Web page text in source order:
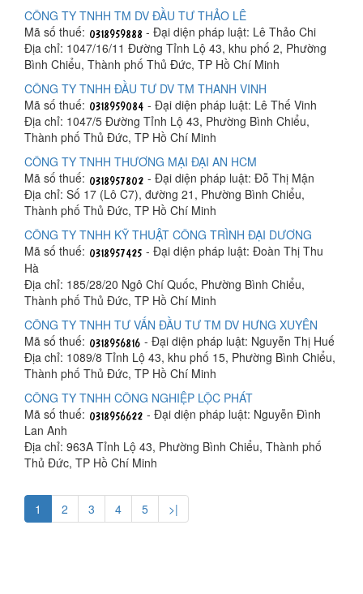
CÔNG TY TNHH TM DV ĐẦU TƯ THẢO LÊ
Mã số thuế:
- Đại diện pháp luật: Lê Thảo Chi
Địa chỉ: 1047/16/11 Đường Tỉnh Lộ 43, khu phố 2, Phường
Bình Chiểu, Thành phố Thủ Đức, TP Hồ Chí Minh
CÔNG TY TNHH ĐẦU TƯ DV TM THANH VINH
Mã số thuế:
- Đại diện pháp luật: Lê Thế Vinh
Địa chỉ: 1047/5 Đường Tỉnh Lộ 43, Phường Bình Chiểu,
Thành phố Thủ Đức, TP Hồ Chí Minh
CÔNG TY TNHH THƯƠNG MẠI ĐẠI AN HCM
Mã số thuế:
- Đại diện pháp luật: Đỗ Thị Mận
Địa chỉ: Số 17 (Lô C7), đường 21, Phường Bình Chiểu,
Thành phố Thủ Đức, TP Hồ Chí Minh
CÔNG TY TNHH KỸ THUẬT CÔNG TRÌNH ĐẠI DƯƠNG
Mã số thuế:
- Đại diện pháp luật: Đoàn Thị Thu
Hà
Địa chỉ: 185/28/20 Ngô Chí Quốc, Phường Bình Chiểu,
Thành phố Thủ Đức, TP Hồ Chí Minh
CÔNG TY TNHH TƯ VẤN ĐẦU TƯ TM DV HƯNG XUYÊN
Mã số thuế:
- Đại diện pháp luật: Nguyễn Thị Huế
Địa chỉ: 1089/8 Tỉnh Lộ 43, khu phố 15, Phường Bình Chiểu,
Thành phố Thủ Đức, TP Hồ Chí Minh
CÔNG TY TNHH CÔNG NGHIỆP LỘC PHÁT
Mã số thuế:
- Đại diện pháp luật: Nguyễn Đình
Lan Anh
Địa chỉ: 963A Tỉnh Lộ 43, Phường Bình Chiểu, Thành phố
Thủ Đức, TP Hồ Chí Minh
1 2 3 4 5 >|